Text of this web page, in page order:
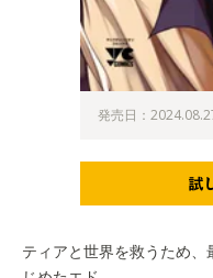
発売日：
ティアと世界を救うため